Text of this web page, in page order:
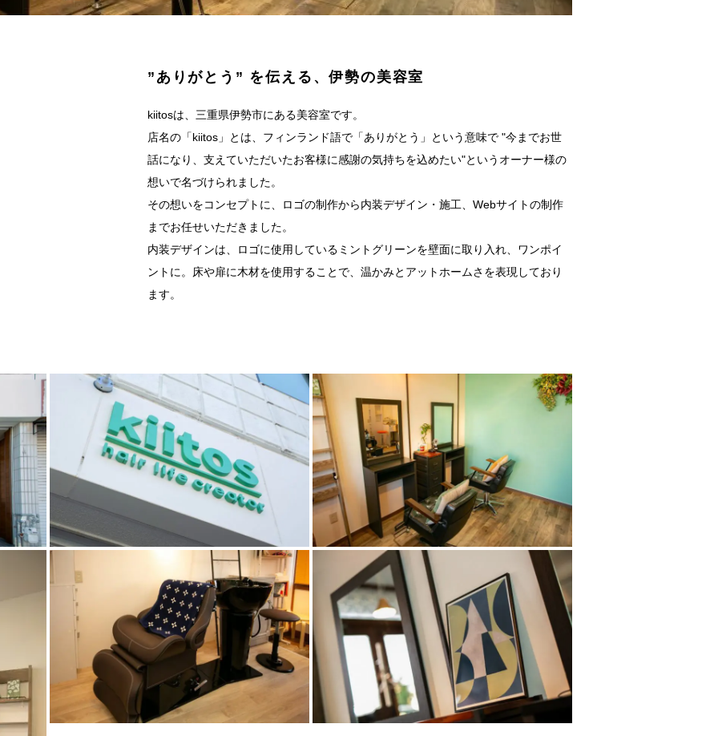
”ありがとう” を伝える、伊勢の美容室
kiitosは、三重県伊勢市にある美容室です。
店名の「kiitos」とは、フィンランド語で「ありがとう」という意味で "今までお世
話になり、支えていただいたお客様に感謝の気持ちを込めたい"というオーナー様の
想いで名づけられました。
その想いをコンセプトに、ロゴの制作から内装デザイン・施工、Webサイトの制作
までお任せいただきました。
内装デザインは、ロゴに使用しているミントグリーンを壁面に取り入れ、ワンポイ
ントに。床や扉に木材を使用することで、温かみとアットホームさを表現しており
ます。